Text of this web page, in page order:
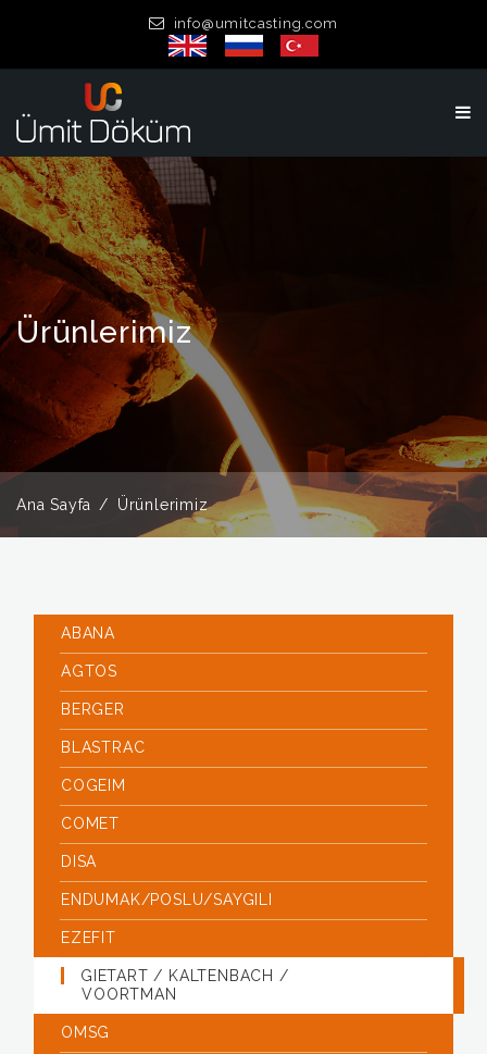
info@umitcasting.com
Ürünlerimiz
Ana Sayfa Ürünlerimiz
ABANA
AGTOS
BERGER
BLASTRAC
COGEIM
COMET
DISA
ENDUMAK/POSLU/SAYGILI
EZEFIT
GIETART / KALTENBACH /
VOORTMAN
OMSG